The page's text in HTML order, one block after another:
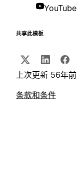
YouTube
共享此模板
上次更新 56年前
条款和条件